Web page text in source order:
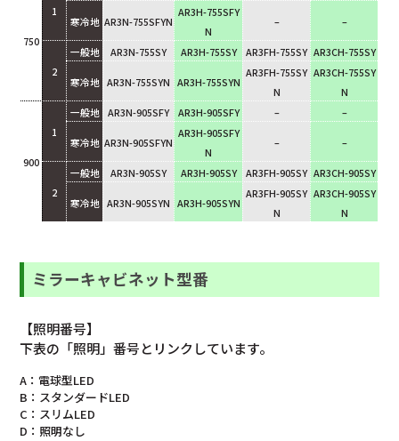
750
1
寒冷地 AR3N-755SFYN
AR3H-755SFY
N
– –
2
一般地 AR3N-755SY AR3H-755SY AR3FH-755SY AR3CH-755SY
寒冷地 AR3N-755SYN AR3H-755SYN
AR3FH-755SY
N
AR3CH-755SY
N
900
1
一般地 AR3N-905SFY AR3H-905SFY – –
寒冷地 AR3N-905SFYN
AR3H-905SFY
N
– –
2
一般地 AR3N-905SY AR3H-905SY AR3FH-905SY AR3CH-905SY
寒冷地 AR3N-905SYN AR3H-905SYN
AR3FH-905SY
N
AR3CH-905SY
N
ミラーキャビネット型番
【照明番号】
下表の「照明」番号とリンクしています。
A：電球型LED
B：スタンダードLED
C：スリムLED
D：照明なし